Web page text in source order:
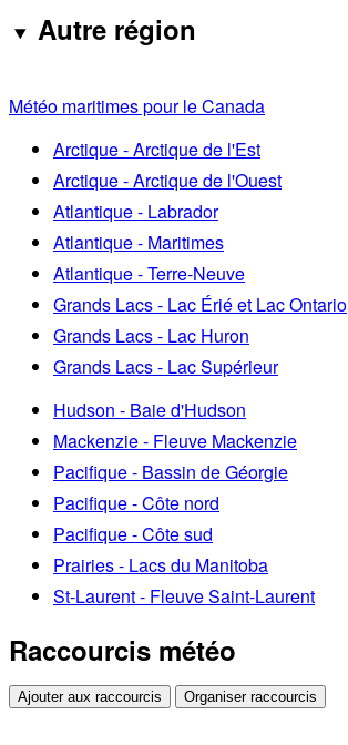
Autre région
Météo maritimes pour le Canada
Arctique - Arctique de l'Est
Arctique - Arctique de l'Ouest
Atlantique - Labrador
Atlantique - Maritimes
Atlantique - Terre-Neuve
Grands Lacs - Lac Érié et Lac Ontario
Grands Lacs - Lac Huron
Grands Lacs - Lac Supérieur
Hudson - Baie d'Hudson
Mackenzie - Fleuve Mackenzie
Pacifique - Bassin de Géorgie
Pacifique - Côte nord
Pacifique - Côte sud
Prairies - Lacs du Manitoba
St-Laurent - Fleuve Saint-Laurent
Raccourcis météo
Ajouter aux raccourcis Organiser raccourcis